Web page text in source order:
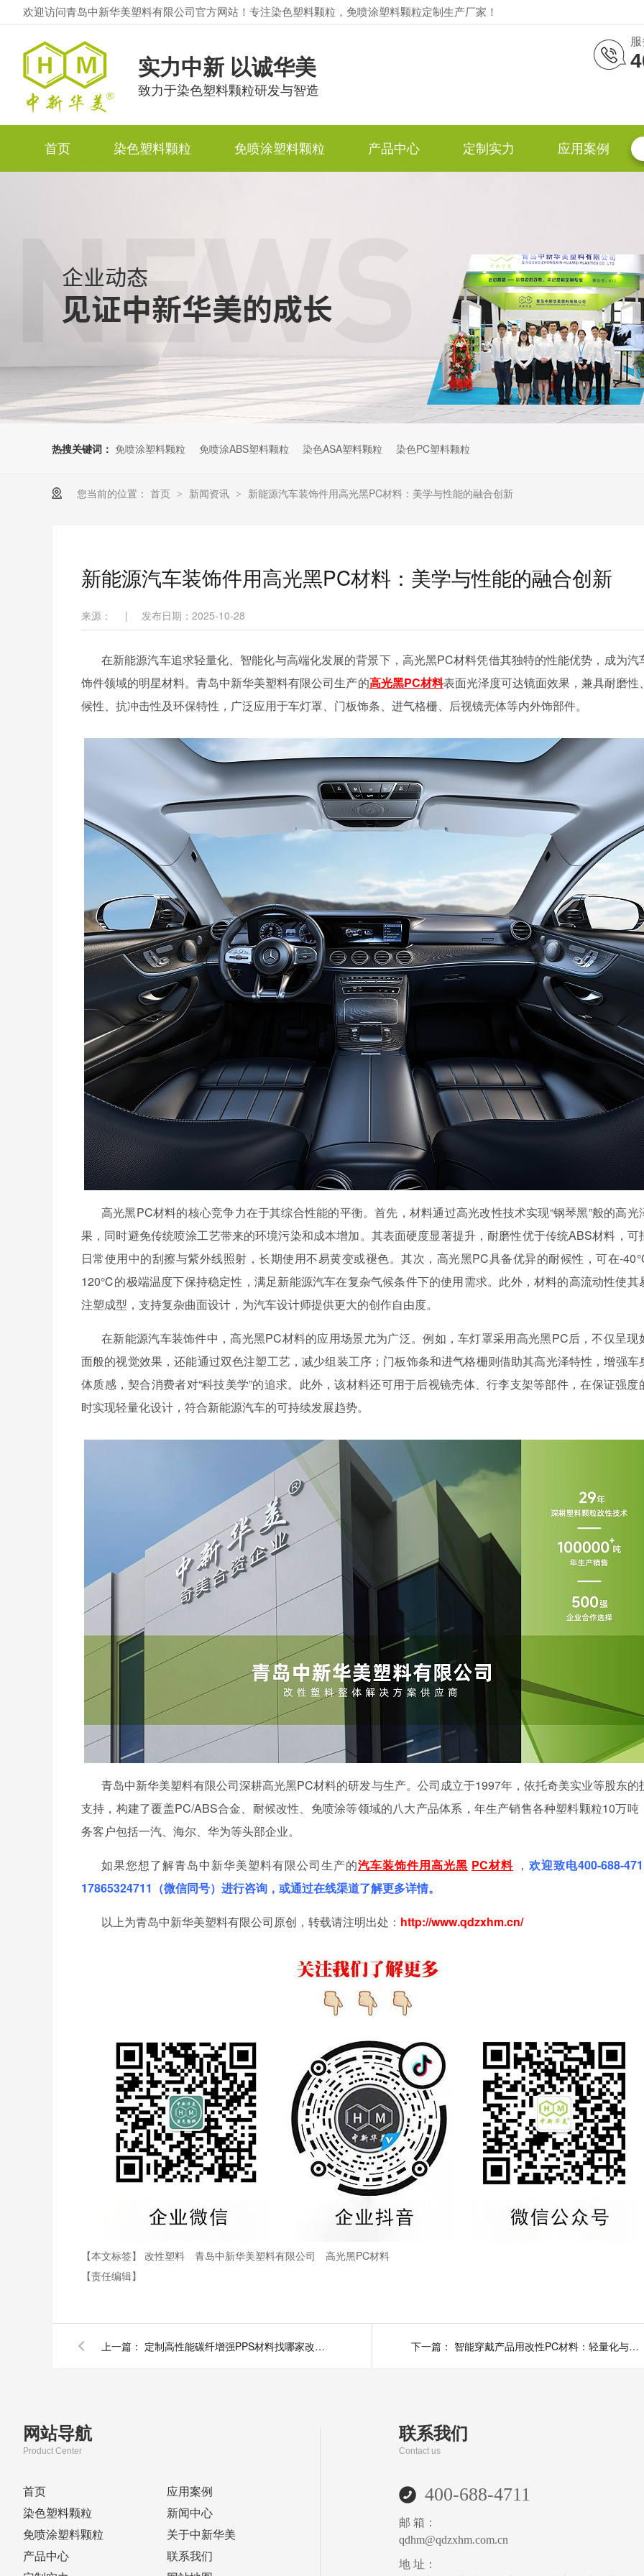
欢迎访问青岛中新华美塑料有限公司官方网站！专注染色塑料颗粒，免喷涂塑料颗粒定制生产厂家！
实力中新 以诚华美
致力于染色塑料颗粒研发与智造
服
首页 染色塑料颗粒 免喷涂塑料颗粒 产品中心 定制实力 应用案例
热搜关键词： 免喷涂塑料颗粒 免喷涂ABS塑料颗粒 染色ASA塑料颗粒 染色PC塑料颗粒
您当前的位置： 首页 > 新闻资讯 > 新能源汽车装饰件用高光黑PC材料：美学与性能的融合创新
新能源汽车装饰件用高光黑PC材料：美学与性能的融合创新
来源： | 发布日期：2025-10-28
在新能源汽车追求轻量化、智能化与高端化发展的背景下，高光黑PC材料凭借其独特的性能优势，成为汽
饰件领域的明星材料。青岛中新华美塑料有限公司生产的高光黑PC材料表面光泽度可达镜面效果，兼具耐磨性
候性、抗冲击性及环保特性，广泛应用于车灯罩、门板饰条、进气格栅、后视镜壳体等内外饰部件。
高光黑PC材料的核心竞争力在于其综合性能的平衡。首先，材料通过高光改性技术实现“钢琴黑”般的高光
果，同时避免传统喷涂工艺带来的环境污染和成本增加。其表面硬度显著提升，耐磨性优于传统ABS材料，可
日常使用中的刮擦与紫外线照射，长期使用不易黄变或褪色。其次，高光黑PC具备优异的耐候性，可在-
120℃的极端温度下保持稳定性，满足新能源汽车在复杂气候条件下的使用需求。此外，材料的高流动性使其
注塑成型，支持复杂曲面设计，为汽车设计师提供更大的创作自由度。
在新能源汽车装饰件中，高光黑PC材料的应用场景尤为广泛。例如，车灯罩采用高光黑PC后，不仅呈现
面般的视觉效果，还能通过双色注塑工艺，减少组装工序；门板饰条和进气格栅则借助其高光泽特性，增强车
体质感，契合消费者对“科技美学”的追求。此外，该材料还可用于后视镜壳体、行李支架等部件，在保证强度
时实现轻量化设计，符合新能源汽车的可持续发展趋势。
青岛中新华美塑料有限公司深耕高光黑PC材料的研发与生产。公司成立于1997年，依托奇美实业等股东的
支持，构建了覆盖PC/ABS合金、耐候改性、免喷涂等领域的八大产品体系，年生产销售各种塑料颗粒10万吨
务客户包括一汽、海尔、华为等头部企业。
如果您想了解青岛中新华美塑料有限公司生产的汽车装饰件用高光黑 PC材料 ， 欢迎致电400-688-
17865324711（微信同号）进行咨询，或通过在线渠道了解更多详情。
以上为青岛中新华美塑料有限公司原创，转载请注明出处： http://www.qdzxhm.cn/
【本文标签】 改性塑料 青岛中新华美塑料有限公司
高光黑PC材料
【责任编辑】
上一篇： 定制高性能碳纤增强PPS材料找哪家改性塑料厂 下一篇： 智能穿戴产品用改性PC材料：轻量化与功能性的完美融合
网站导航
Product Center
首页
应用案例
染色塑料颗粒
新闻中心
免喷涂塑料颗粒
关于中新华美
产品中心
联系我们
联系我们
Contact us
400-688-4711
邮 箱：
qdhm@qdzxhm.com.cn
地 址：